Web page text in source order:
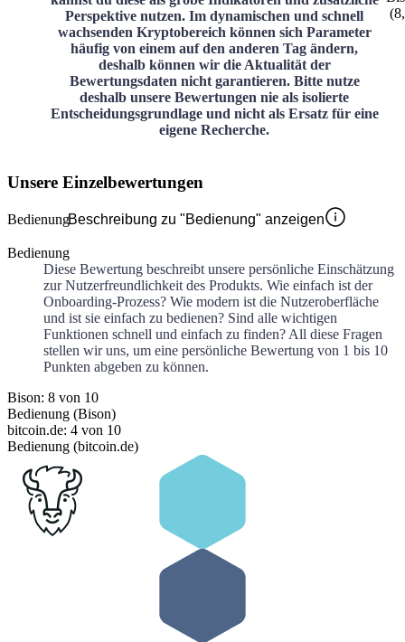
Perspektive nutzen. Im dynamischen und schnell
wachsenden Kryptobereich können sich Parameter
häufig von einem auf den anderen Tag ändern,
deshalb können wir die Aktualität der
Bewertungsdaten nicht garantieren. Bitte nutze
deshalb unsere Bewertungen nie als isolierte
Entscheidungsgrundlage und nicht als Ersatz für eine
eigene Recherche.
(
Unsere Einzelbewertungen
BedienungBeschreibung zu "Bedienung" anzeigen
Bedienung
Diese Bewertung beschreibt unsere persönliche Einschätzung
zur Nutzerfreundlichkeit des Produkts. Wie einfach ist der
Onboarding-Prozess? Wie modern ist die Nutzeroberfläche
und ist sie einfach zu bedienen? Sind alle wichtigen
Funktionen schnell und einfach zu finden? All diese Fragen
stellen wir uns, um eine persönliche Bewertung von 1 bis 10
Punkten abgeben zu können.
Bison: 8 von 10
Bedienung (Bison)
bitcoin.de: 4 von 10
Bedienung (bitcoin.de)